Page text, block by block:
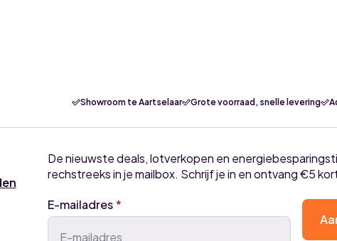
Showroom te Aartselaar Grote voorraad, snelle levering
De nieuwste deals, lotverkopen en
rechstreeks in je mailbox. Schrijf je in en ontvang €5
E-mailadres *